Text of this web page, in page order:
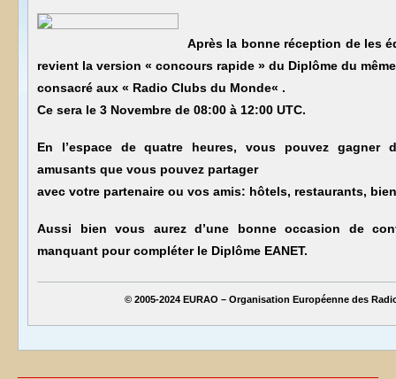
Après la bonne réception de les
revient la version « concours rapide » du Diplôme du
consacré aux « Radio Clubs du Monde« .
Ce sera le 3 Novembre de 08:00 à 12:00 UTC.
En l’espace de quatre heures, vous pouvez gagner
amusants que vous pouvez partager
avec votre partenaire ou vos amis: hôtels, restaurants,
Aussi bien vous aurez d’une bonne occasion de
manquant pour compléter le Diplôme EANET.
© 2005-2024 EURAO – Organisation Européenne des